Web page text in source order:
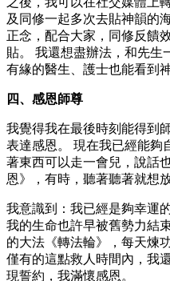
及同修一起多次去貼神韻的
正念，配合大家，同修反饋
貼。 我還想盡辦法，和先生
有緣的醫生、護士也能看到神
四、感恩師尊
我覺得我在最後時刻能得到
表達感恩。 現在我已經能夠
著東西可以走一會兒，說話
恩》，有時，聽著聽著就想
我意識到：我已經是夠幸運
我的生命也許早被舊勢力結
的大法《轉法輪》，每天煉
僅有的這點救人時間內，我
現誓約，我滿懷感恩。